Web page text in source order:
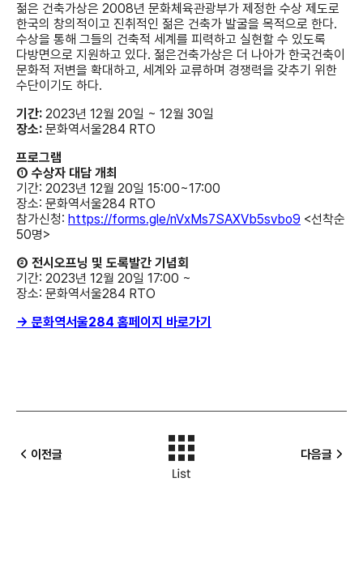
젊은 건축가상은 2008년 문화체육관광부가 제정한 수상 제도로
한국의 창의적이고 진취적인 젊은 건축가 발굴을 목적으로 한다.
수상을 통해 그들의 건축적 세계를 피력하고 실현할 수 있도록
다방면으로 지원하고 있다. 젊은건축가상은 더 나아가 한국건축이
문화적 저변을 확대하고, 세계와 교류하며 경쟁력을 갖추기 위한
수단이기도 하다.
기간: 2023년 12월 20일 ~ 12월 30일
장소: 문화역서울284 RTO
프로그램
① 수상자 대담 개최
기간: 2023년 12월 20일 15:00~17:00
장소: 문화역서울284 RTO
참가신청: https://forms.gle/nVxMs7SAXVb5svbo9 <선착순
50명>
② 전시오프닝 및 도록발간 기념회
기간: 2023년 12월 20일 17:00 ~
장소: 문화역서울284 RTO
→ 문화역서울284 홈페이지 바로가기
이전글 다음글